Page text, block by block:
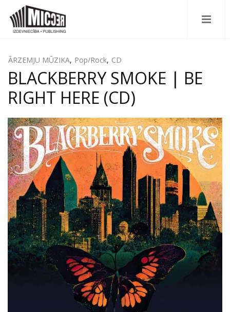
ĀRZEMJU MŪZIKA, Pop/Rock, CD
BLACKBERRY SMOKE | BE
RIGHT HERE (CD)